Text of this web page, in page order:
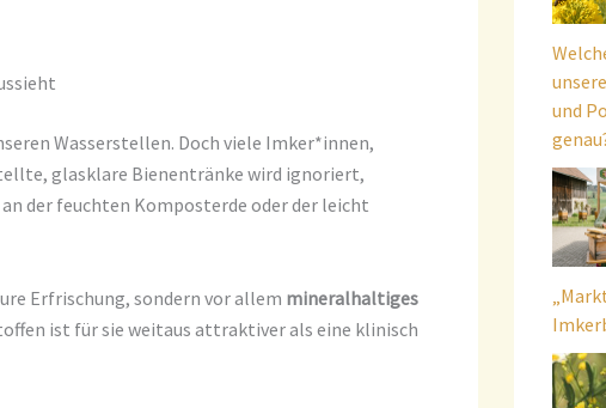
Wasserstellen. Doch viele Imker*innen,
glasklare Bienentränke wird ignoriert,
der feuchten Komposterde oder der leicht
Erfrischung, sondern vor allem mineralhaltiges
ist für sie weitaus attraktiver als eine klinisch
und